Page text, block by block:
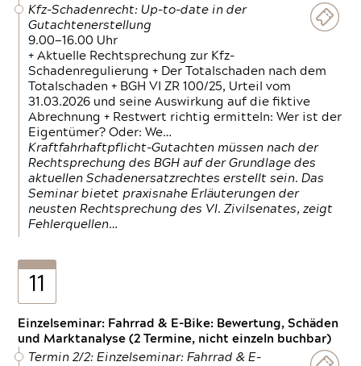
Kfz-Schadenrecht: Up-to-date in der
Gutachtenerstellung
9.00—16.00 Uhr
+ Aktuelle Rechtsprechung zur Kfz-
Schadenregulierung + Der Totalschaden nach dem
Totalschaden + BGH VI ZR 100/25, Urteil vom
31.03.2026 und seine Auswirkung auf die fiktive
Abrechnung + Restwert richtig ermitteln: Wer ist der
Eigentümer? Oder: We…
Kraftfahrhaftpflicht-Gutachten müssen nach der
Rechtsprechung des BGH auf der Grundlage des
aktuellen Schadenersatzrechtes erstellt sein. Das
Seminar bietet praxisnahe Erläuterungen der
neusten Rechtsprechung des VI. Zivilsenates, zeigt
Fehlerquellen…
11
Einzelseminar: Fahrrad & E-Bike: Bewertung, Schäden
und Marktanalyse (2 Termine, nicht einzeln buchbar)
Termin 2/2: Einzelseminar: Fahrrad & E-